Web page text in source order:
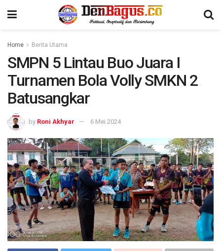
Home Berita Utama
SMPN 5 Lintau Buo Juara I
Turnamen Bola Volly SMKN 2
Batusangkar
by Roni Akhyar 6 Mei 2024